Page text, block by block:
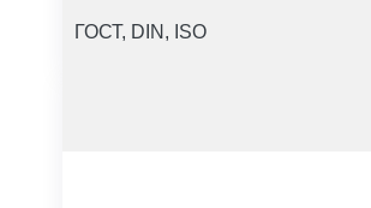
ГОСТ, DIN, ISO